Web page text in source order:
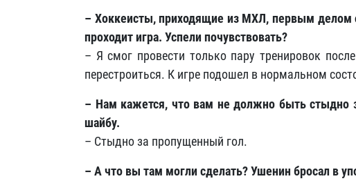
– Хоккеисты, приходящие из МХЛ, первым делом
проходит игра. Успели почувствовать?
– Я смог провести только пару тренировок
перестроиться. К игре подошел в нормальном
– Нам кажется, что вам не должно быть стыдно
шайбу.
– Стыдно за пропущенный гол.
– А что вы там могли сделать? Ушенин бросал в